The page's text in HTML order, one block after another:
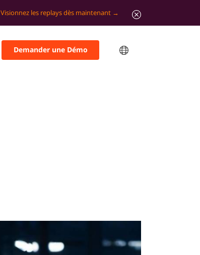
Visionnez les replays dès maintenant
Demander une Démo